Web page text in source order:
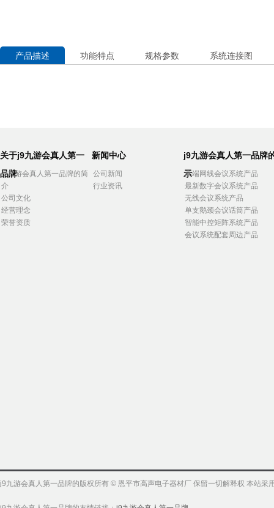
产品描述 功能特点 规格参数 系统连接图
关于j9九游会真人第一
品牌
j9九游会真人第一品牌的简
介
公司文化
经营理念
荣誉资质
新闻中心
公司新闻
行业资讯
j9九游会真人第一品牌
示
高端网线会议系统产品
最新数字会议系统产品
无线会议系统产品
单支鹅颈会议话筒产品
智能中控矩阵系统产品
会议系统配套周边产品
j9九游会真人第一品牌的版权所有 © 恩平市高声电子器材厂 保留一切解释权 本站采